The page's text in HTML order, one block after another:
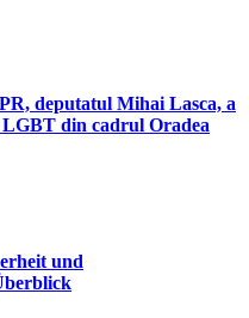
deputatul Mihai Lasca, a
din cadrul Oradea
und